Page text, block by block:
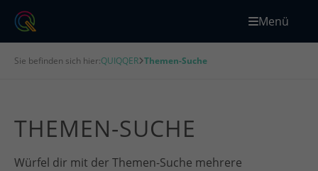
Menü
Sie befinden sich hier:QUIQQER Themen-Suche
THEMEN-SUCHE
Würfel dir mit der Themen-Suche mehrere